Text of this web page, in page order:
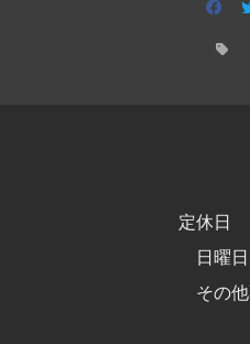
定休日
日曜日
その他